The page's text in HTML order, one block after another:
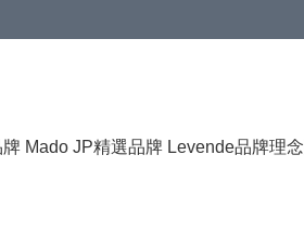
Mado JP精選品牌 Levende品牌理念